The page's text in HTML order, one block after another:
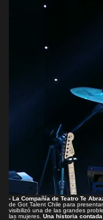
- La Compañía de Teatro Te
de Got Talent Chile para
visibilizó una de las grandes
las mujeres. Una historia